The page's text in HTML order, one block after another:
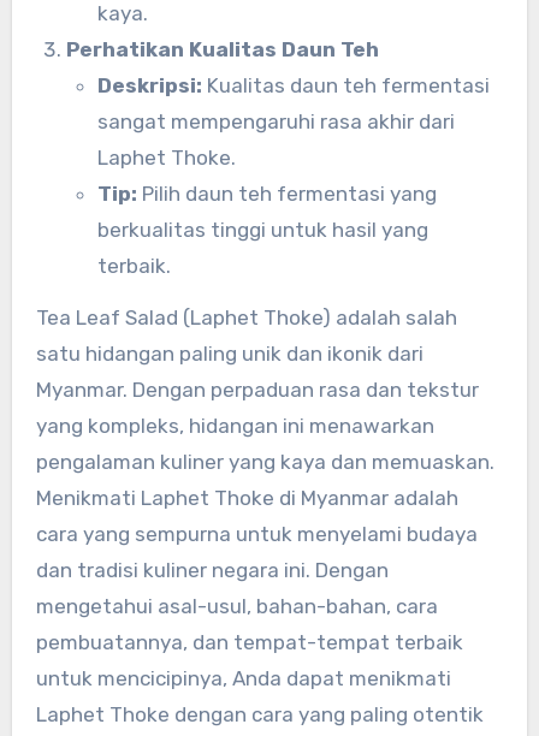
kaya.
Perhatikan Kualitas Daun Teh
Deskripsi: Kualitas daun teh fermentasi
sangat mempengaruhi rasa akhir dari
Laphet Thoke.
Tip: Pilih daun teh fermentasi yang
berkualitas tinggi untuk hasil yang
terbaik.
Tea Leaf Salad (Laphet Thoke) adalah salah
satu hidangan paling unik dan ikonik dari
Myanmar. Dengan perpaduan rasa dan tekstur
yang kompleks, hidangan ini menawarkan
pengalaman kuliner yang kaya dan memuaskan.
Menikmati Laphet Thoke di Myanmar adalah
cara yang sempurna untuk menyelami budaya
dan tradisi kuliner negara ini. Dengan
mengetahui asal-usul, bahan-bahan, cara
pembuatannya, dan tempat-tempat terbaik
untuk mencicipinya, Anda dapat menikmati
Laphet Thoke dengan cara yang paling otentik